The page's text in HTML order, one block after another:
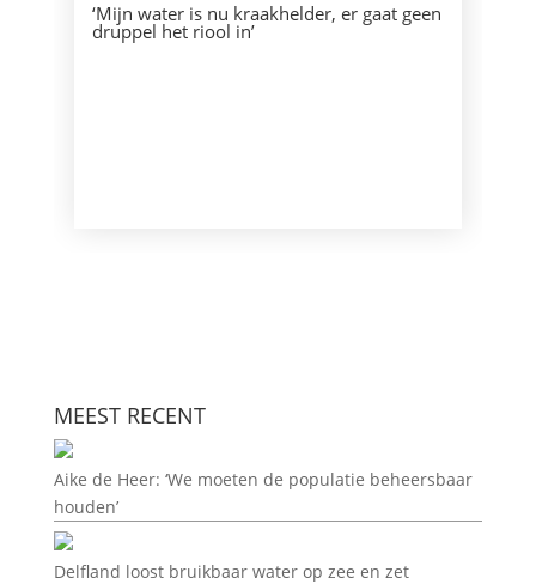
‘Mijn water is nu kraakhelder, er gaat geen
druppel het riool in’
MEEST RECENT
Aike de Heer: ‘We moeten de populatie beheersbaar
houden’
Delfland loost bruikbaar water op zee en zet